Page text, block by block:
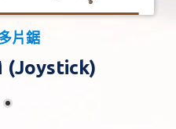
片鋸
(Joystick)